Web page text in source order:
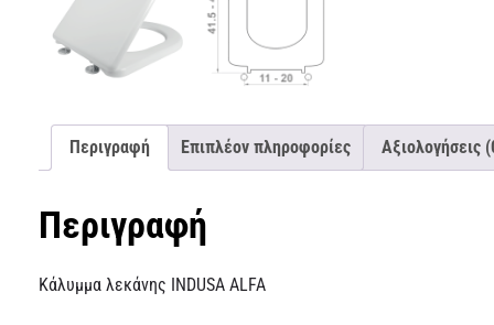
Περιγραφή Επιπλέον πληροφορίες Αξιολογήσεις
Περιγραφή
Κάλυμμα λεκάνης INDUSA ALFA